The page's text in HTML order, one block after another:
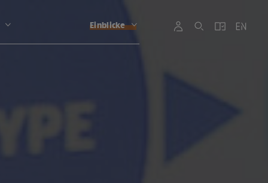
G Einblicke G